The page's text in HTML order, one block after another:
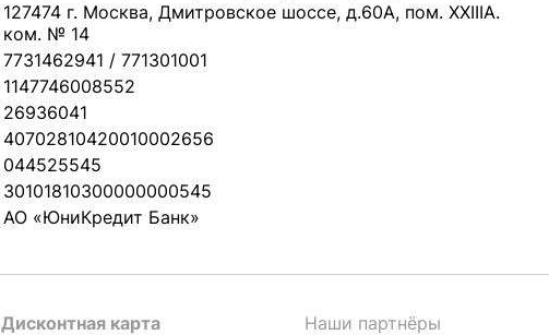
127474 г. Москва, Дмитровское шоссе, д.60А, пом. XXIIIA.
ком. № 14
7731462941 / 771301001
1147746008552
26936041
40702810420010002656
044525545
30101810300000000545
АО «ЮниКредит Банк»
Дисконтная карта
Наши партнёры